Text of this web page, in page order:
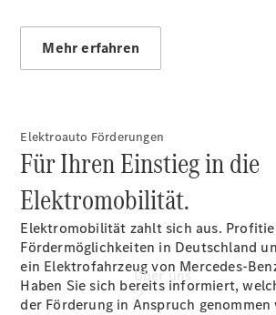
Sofort
verfügbar:
Unsere
Über uns
Mehr erfahren
Elektroauto Förderungen
Für Ihren Einstieg in die
Elektromobilität.
Elektromobilität zahlt sich aus.
Fördermöglichkeiten in Deutschland
ein Elektrofahrzeug von Mercedes-
Haben Sie sich bereits informiert,
der Förderung in Anspruch genommen